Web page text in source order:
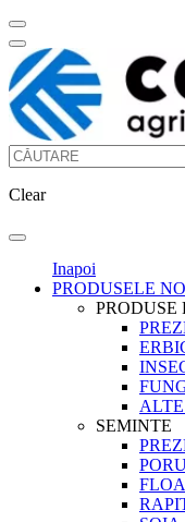
Clear
Inapoi
PRODUSELE
PRODUSE
SEMINTE